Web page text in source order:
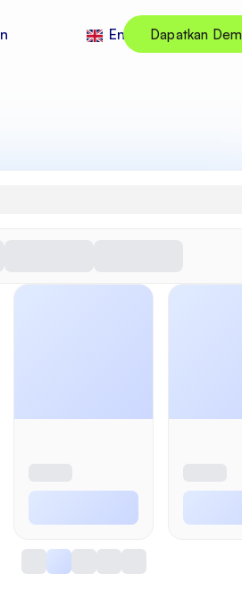
EnglishDapatkan